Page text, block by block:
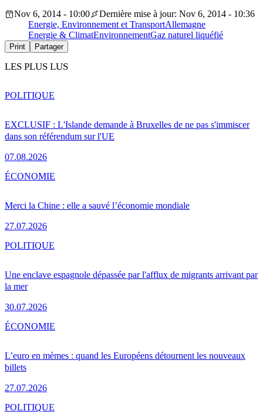
Nov 6, 2014 - 10:00
Dernière mise à jour: Nov 6, 2014 - 10:36
Energie, Environnement et TransportAllemagne
Energie & ClimatEnvironnementGaz naturel liquéfié
Print Partager
LES PLUS LUS
EXCLUSIF : L'Islande demande à Bruxelles de ne pas s'immiscer
dans son référendum sur l'UE
07.08.2026
POLITIQUE
Merci la Chine : elle a sauvé l’économie mondiale
27.07.2026
ÉCONOMIE
Une enclave espagnole dépassée par l'afflux de migrants arrivant par
la mer
30.07.2026
POLITIQUE
L’euro en mèmes : quand les Européens détournent les nouveaux
billets
27.07.2026
ÉCONOMIE
POLITIQUE